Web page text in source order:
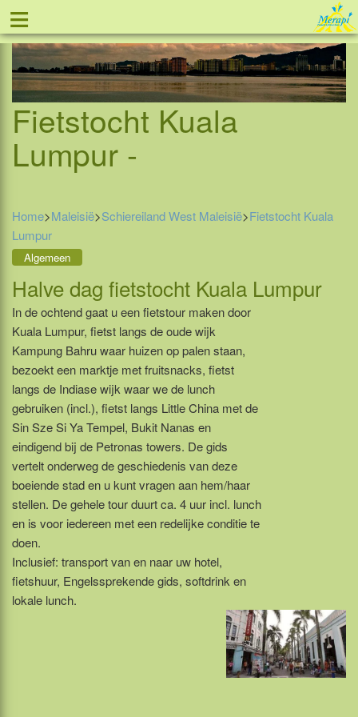
≡ Tel: 088 - 81 11 999
Fietstocht Kuala
Lumpur -
Home>Maleisië>Schiereiland West Maleisië>Fietstocht Kuala
Lumpur
Algemeen
Halve dag fietstocht Kuala Lumpur
In de ochtend gaat u een fietstour maken door
Kuala Lumpur, fietst langs de oude wijk
Kampung Bahru waar huizen op palen staan,
bezoekt een marktje met fruitsnacks, fietst
langs de Indiase wijk waar we de lunch
gebruiken (incl.), fietst langs Little China met de
Sin Sze Si Ya Tempel, Bukit Nanas en
eindigend bij de Petronas towers. De gids
vertelt onderweg de geschiedenis van deze
boeiende stad en u kunt vragen aan hem/haar
stellen. De gehele tour duurt ca. 4 uur incl. lunch
en is voor iedereen met een redelijke conditie te
doen.
Inclusief: transport van en naar uw hotel,
fietshuur, Engelssprekende gids, softdrink en
lokale lunch.